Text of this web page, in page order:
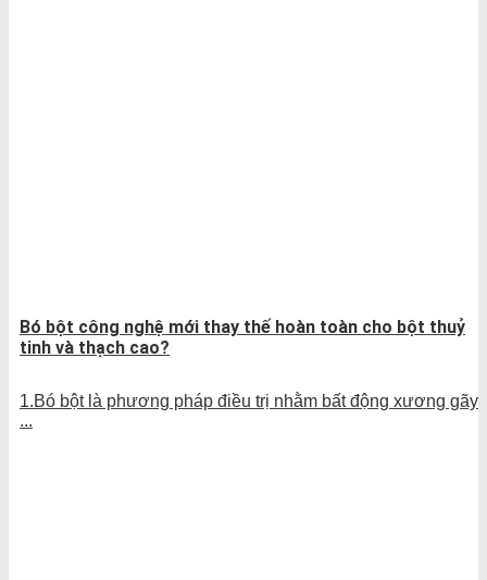
Bó bột công nghệ mới thay thế hoàn toàn cho bột thuỷ
tinh và thạch cao?
1.Bó bột là phương pháp điều trị nhằm bất động xương gãy
...